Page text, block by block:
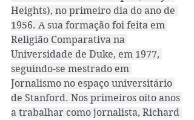
Heights), no primeiro dia do ano de
1956. A sua formação foi feita em
Religião Comparativa na
Universidade de Duke, em 1977,
seguindo-se mestrado em
Jornalismo no espaço universitário
de Stanford. Nos primeiros oito anos
a trabalhar como jornalista, Richard